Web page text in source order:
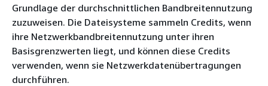
Grundlage der durchschnittlichen Bandbreitennutzung
zuzuweisen. Die Dateisysteme sammeln Credits, wenn
ihre Netzwerkbandbreitennutzung unter ihren
Basisgrenzwerten liegt, und können diese Credits
verwenden, wenn sie Netzwerkdatenübertragungen
durchführen.